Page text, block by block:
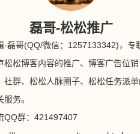
磊哥-松松推广
-磊哥(QQ/微信：1257133342)，专
松松博客内容的推广、博客广告位销
社群、松松人脉圈子、松松任务派
服务。
QQ群：421497407